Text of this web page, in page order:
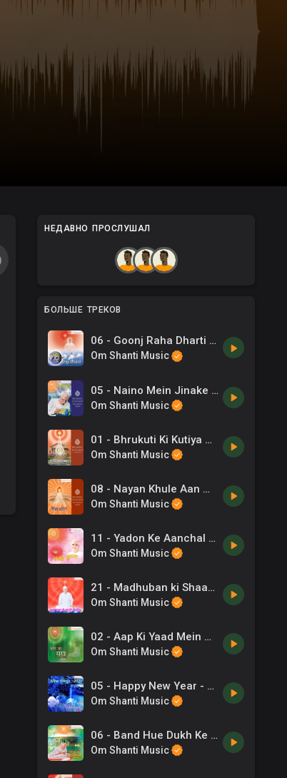
НЕДАВНО ПРОСЛУШАЛ
БОЛЬШЕ ТРЕКОВ
06 - Goonj Raha Dharti Akaash -B.K. Puneet .mp3
Om Shanti Music
05 - Naino Mein Jinake Ruhani Moorat -Aditi Paul .mp3
Om Shanti Music
01 - Bhrukuti Ki Kutiya Mein Bethe Hi Bethe -Kavita Krishnamurthy .mp3
Om Shanti Music
08 - Nayan Khule Aan Mile Samne -B K Satish .mp3
Om Shanti Music
11 - Yadon Ke Aanchal Mein -Chaula Sodha .mp3
Om Shanti Music
21 - Madhuban ki Shaan Ho - Meenu Purshottam .mp3
Om Shanti Music
02 - Aap Ki Yaad Mein Hum Baba -Madhav .mp3
Om Shanti Music
05 - Happy New Year - BK Dr. Damini .mp3
Om Shanti Music
06 - Band Hue Dukh Ke Darwaje -Sadhana Sargam .mp3
Om Shanti Music